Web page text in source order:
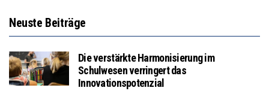
Neuste Beiträge
Die verstärkte Harmonisierung im
Schulwesen verringert das
Innovationspotenzial